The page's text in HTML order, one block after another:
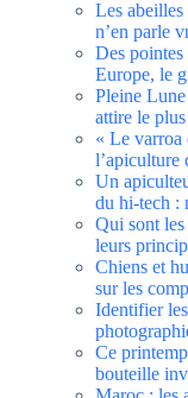
Les
n’en parle
Des pointes
Europe, le
Pleine Lune
attire le
« Le varroa
l’apiculture
Un
du hi-tech :
Qui sont
leurs
Chiens et
sur les
Identifier les
Ce
bouteille